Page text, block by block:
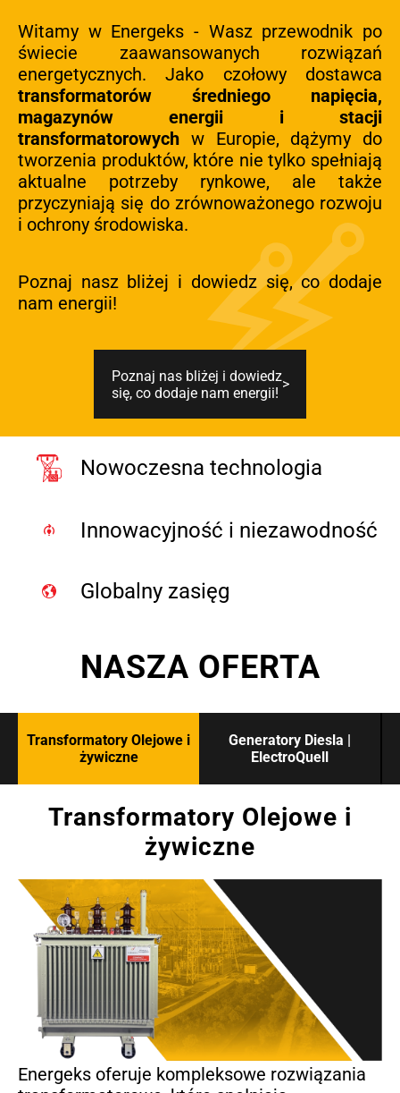
Witamy w Energeks - Wasz przewodnik po
świecie zaawansowanych rozwiązań
energetycznych. Jako czołowy dostawca
transformatorów średniego napięcia,
magazynów energii i stacji
transformatorowych w Europie, dążymy do
tworzenia produktów, które nie tylko spełniają
aktualne potrzeby rynkowe, ale także
przyczyniają się do zrównoważonego rozwoju
i ochrony środowiska.
Poznaj nasz bliżej i dowiedz się, co dodaje
nam energii!
Poznaj nas bliżej i dowiedz
się, co dodaje nam energii!
Nowoczesna technologia
Innowacyjność i niezawodność
Globalny zasięg
NASZA OFERTA
Transformatory Olejowe i
żywiczne
Generatory Diesla |
ElectroQuell
Transformatory Olejowe i
żywiczne
Energeks oferuje kompleksowe rozwiązania